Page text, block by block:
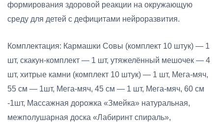
формирования здоровой реакции на окружающую
среду для детей с дефицитами нейроразвития.
Комплектация: Кармашки Совы (комплект 10 штук) — 1
шт, скакун-комплект — 1 шт, утяжелённый мешочек — 4
шт, хитрые камни (комплект 10 штук) — 1 шт, Мега-мяч,
55 см — 1шт, Мега-мяч, 45 см — 1 шт, Мега-мяч, 60 см
-1шт, Массажная дорожка «Змейка» натуральная,
межполушарная доска «Лабиринт спираль»,